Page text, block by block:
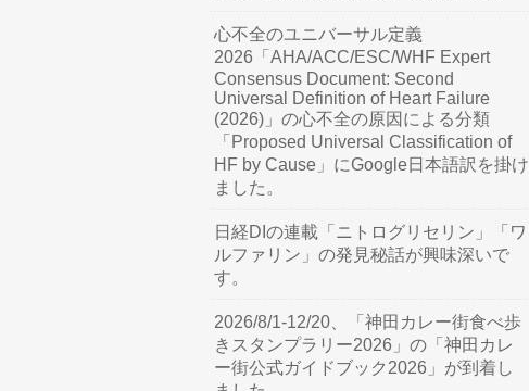
心不全のユニバーサル定義
2026「AHA/ACC/ESC/WHF Expert
Consensus Document: Second
Universal Definition of Heart Failure
(2026)」の心不全の原因による分類
「Proposed Universal Classification of
HF by Cause」にGoogle日本語訳を掛け
ました。
日経DIの連載「ニトログリセリン」「ワ
ルファリン」の発見秘話が興味深いで
す。
2026/8/1-12/20、「神田カレー街食べ歩
きスタンプラリー2026」の「神田カレ
ー街公式ガイドブック2026」が到着し